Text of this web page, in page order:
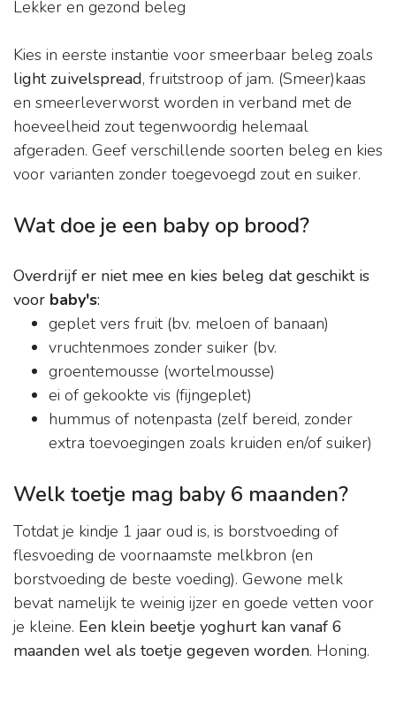
Lekker en gezond beleg
Kies in eerste instantie voor smeerbaar beleg zoals
light zuivelspread, fruitstroop of jam. (Smeer)kaas
en smeerleverworst worden in verband met de
hoeveelheid zout tegenwoordig helemaal
afgeraden. Geef verschillende soorten beleg en kies
voor varianten zonder toegevoegd zout en suiker.
Wat doe je een baby op brood?
Overdrijf er niet mee en kies beleg dat geschikt is
voor baby's:
geplet vers fruit (bv. meloen of banaan)
vruchtenmoes zonder suiker (bv.
groentemousse (wortelmousse)
ei of gekookte vis (fijngeplet)
hummus of notenpasta (zelf bereid, zonder
extra toevoegingen zoals kruiden en/of suiker)
Welk toetje mag baby 6 maanden?
Totdat je kindje 1 jaar oud is, is borstvoeding of
flesvoeding de voornaamste melkbron (en
borstvoeding de beste voeding). Gewone melk
bevat namelijk te weinig ijzer en goede vetten voor
je kleine. Een klein beetje yoghurt kan vanaf 6
maanden wel als toetje gegeven worden. Honing.